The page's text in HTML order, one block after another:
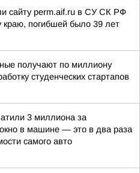
сайту perm.aif.ru в СУ СК РФ
краю, погибшей было 39 лет
получают по миллиону
студенческих стартапов
3 миллиона за
в машине — это в два раза
самого авто